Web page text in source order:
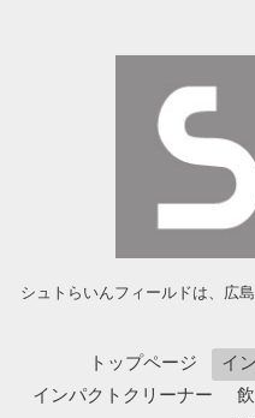
シュトらいんフィールドは、広
トップページ イ
インパクトクリーナー